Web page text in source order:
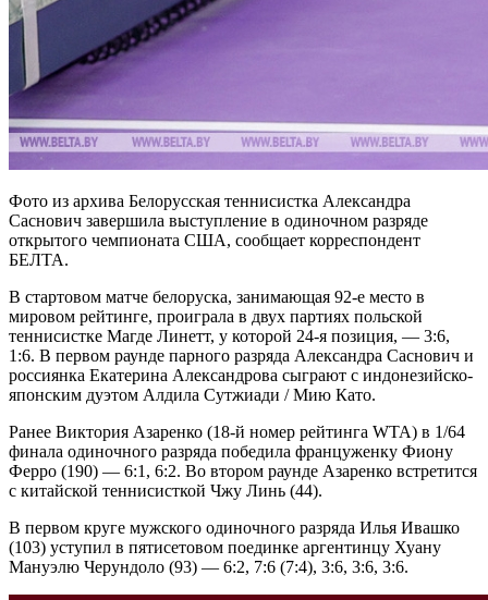
Фото из архива Белорусская теннисистка Александра
Саснович завершила выступление в одиночном разряде
открытого чемпионата США, сообщает корреспондент
БЕЛТА.
В стартовом матче белоруска, занимающая 92-е место в
мировом рейтинге, проиграла в двух партиях польской
теннисистке Магде Линетт, у которой 24-я позиция, — 3:6,
1:6. В первом раунде парного разряда Александра Саснович и
россиянка Екатерина Александрова сыграют с индонезийско-
японским дуэтом Алдила Сутжиади / Мию Като.
Ранее Виктория Азаренко (18-й номер рейтинга WTA) в 1/64
финала одиночного разряда победила француженку Фиону
Ферро (190) — 6:1, 6:2. Во втором раунде Азаренко встретится
с китайской теннисисткой Чжу Линь (44).
В первом круге мужского одиночного разряда Илья Ивашко
(103) уступил в пятисетовом поединке аргентинцу Хуану
Мануэлю Черундоло (93) — 6:2, 7:6 (7:4), 3:6, 3:6, 3:6.